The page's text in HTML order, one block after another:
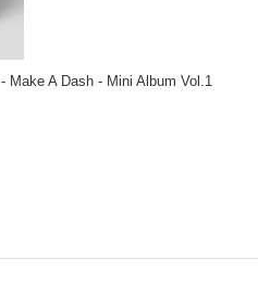
Make A Dash - Mini Album Vol.1